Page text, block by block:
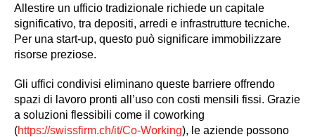
Allestire un ufficio tradizionale richiede un capitale
significativo, tra depositi, arredi e infrastrutture tecniche.
Per una start-up, questo può significare immobilizzare
risorse preziose.
Gli uffici condivisi eliminano queste barriere offrendo
spazi di lavoro pronti all’uso con costi mensili fissi. Grazie
a soluzioni flessibili come il coworking
(https://swissfirm.ch/it/Co-Working), le aziende possono